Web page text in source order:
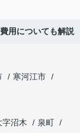
用についても解説
寒河江市
字沼木
泉町